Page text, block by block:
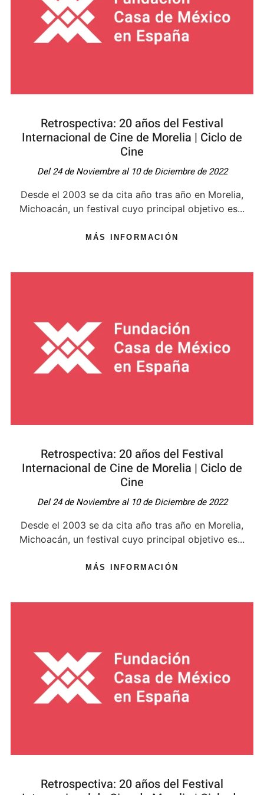
Retrospectiva: 20 años del Festival
Internacional de Cine de Morelia | Ciclo de
Cine
Del 24 de Noviembre al 10 de Diciembre de 2022
Desde el 2003 se da cita año tras año en Morelia,
Michoacán, un festival cuyo principal objetivo es...
MÁS INFORMACIÓN
Retrospectiva: 20 años del Festival
Internacional de Cine de Morelia | Ciclo de
Cine
Del 24 de Noviembre al 10 de Diciembre de 2022
Desde el 2003 se da cita año tras año en Morelia,
Michoacán, un festival cuyo principal objetivo es...
MÁS INFORMACIÓN
Retrospectiva: 20 años del Festival